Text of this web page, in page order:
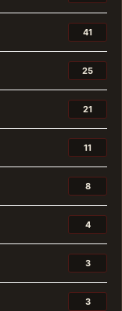
41
25
21
11
8
4
3
3